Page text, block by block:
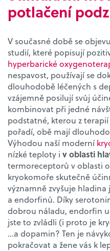
potlačení
V současné době se
studií, které popisují
hyperbarické
nespavost, používají se
dlouhodobě léčených s
vzájemně posilují svůj
kombinovat při jedné
podstatné, kterou z
pořadí, obě mají
Výhodou naší moderní
nízké teploty i v oblasti
termoreceptorů v oblasti
kryokomoře skutečně
významně zvyšuje
a endorfinů. Díky
dobrou náladu, endorfin u
jste to zvládli (i proto je
…a dopamin? Ten je
pokračovat a žene vás k